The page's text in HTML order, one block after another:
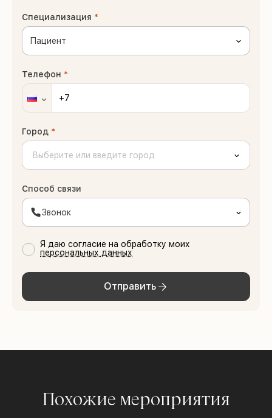
Специализация *
Пациент
Телефон *
Город *
Способ связи
Звонок
Я даю согласие на обработку моих
персональных данных
Отправить
Похожие мероприятия